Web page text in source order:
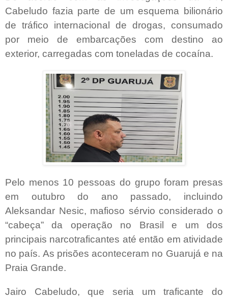
Cabeludo fazia parte de um esquema bilionário
de tráfico internacional de drogas, consumado
por meio de embarcações com destino ao
exterior, carregadas com toneladas de cocaína.
Pelo menos 10 pessoas do grupo foram presas
em outubro do ano passado, incluindo
Aleksandar Nesic, mafioso sérvio considerado o
“cabeça” da operação no Brasil e um dos
principais narcotraficantes até então em atividade
no país. As prisões aconteceram no Guarujá e na
Praia Grande.
Jairo Cabeludo, que seria um traficante do